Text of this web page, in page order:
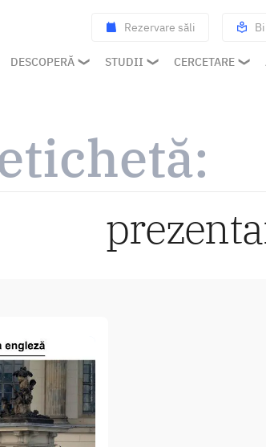
Rezervare săli
DESCOPERĂ STUDII CERCETARE